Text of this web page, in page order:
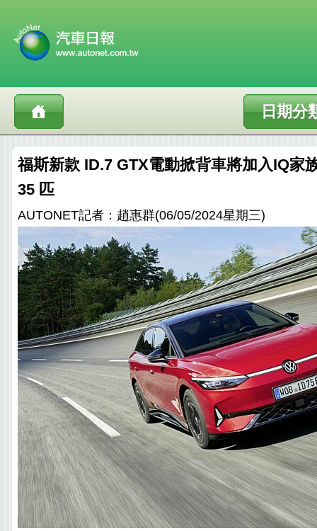
日期分
福斯新款 ID.7 GTX電動掀背車將加入IQ家
35 匹
AUTONET記者：趙惠群(06/05/2024星期三)